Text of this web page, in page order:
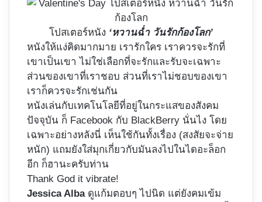
โปสเตอร์หนัง ‘หวานฉ่ำ วันรักก้องโลก’
หนังให้แง่คิดมากมาย เรารักใคร เราควรจะรักที่
เขาเป็นเขา ไม่ใช่เลือกที่จะรักและรับจะเฉพาะ
ส่วนของเขาที่เราชอบ ส่วนที่เราไม่ชอบของเขา
เราก็ควรจะรักเช่นกัน
หนังเล่นกับเทคโนโลยีที่อยู่ในกระแสของสังคม
ปัจจุบัน ก็ Facebook กับ BlackBerry นั่นไง โดย
เฉพาะอย่างหลังนี่ เห็นใช้กันทั้งเรื่อง (สงสัยจะจ่าย
หนัก) แถมยังใส่มุกเกี่ยวกับมันลงไปในไดอะล็อก
อีก ก็ฮานะครับท่าน
Thank God it vibrate!
Jessica Albaดูแก้มตอบๆ ไปนิด แต่ยังคมเข้ม